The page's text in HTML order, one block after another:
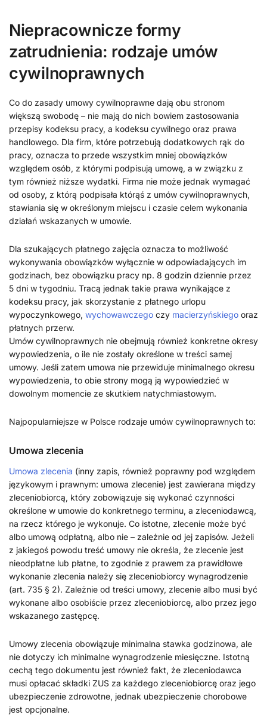
Niepracownicze formy
zatrudnienia: rodzaje umów
cywilnoprawnych
Co do zasady umowy cywilnoprawne dają obu stronom
większą swobodę – nie mają do nich bowiem zastosowania
przepisy kodeksu pracy, a kodeksu cywilnego oraz prawa
handlowego. Dla firm, które potrzebują dodatkowych rąk do
pracy, oznacza to przede wszystkim mniej obowiązków
względem osób, z którymi podpisują umowę, a w związku z
tym również niższe wydatki. Firma nie może jednak wymagać
od osoby, z którą podpisała którąś z umów cywilnoprawnych,
stawiania się w określonym miejscu i czasie celem wykonania
działań wskazanych w umowie.
Dla szukających płatnego zajęcia oznacza to możliwość
wykonywania obowiązków wyłącznie w odpowiadających im
godzinach, bez obowiązku pracy np. 8 godzin dziennie przez
5 dni w tygodniu. Tracą jednak takie prawa wynikające z
kodeksu pracy, jak skorzystanie z płatnego urlopu
wypoczynkowego, wychowawczego czy macierzyńskiego oraz
płatnych przerw.
Umów cywilnoprawnych nie obejmują również konkretne okresy
wypowiedzenia, o ile nie zostały określone w treści samej
umowy. Jeśli zatem umowa nie przewiduje minimalnego okresu
wypowiedzenia, to obie strony mogą ją wypowiedzieć w
dowolnym momencie ze skutkiem natychmiastowym.
Najpopularniejsze w Polsce rodzaje umów cywilnoprawnych to:
Umowa zlecenia
Umowa zlecenia (inny zapis, również poprawny pod względem
językowym i prawnym: umowa zlecenie) jest zawierana między
zleceniobiorcą, który zobowiązuje się wykonać czynności
określone w umowie do konkretnego terminu, a zleceniodawcą,
na rzecz którego je wykonuje. Co istotne, zlecenie może być
albo umową odpłatną, albo nie – zależnie od jej zapisów. Jeżeli
z jakiegoś powodu treść umowy nie określa, że zlecenie jest
nieodpłatne lub płatne, to zgodnie z prawem za prawidłowe
wykonanie zlecenia należy się zleceniobiorcy wynagrodzenie
(art. 735 § 2). Zależnie od treści umowy, zlecenie albo musi być
wykonane albo osobiście przez zleceniobiorcę, albo przez jego
wskazanego zastępcę.
Umowy zlecenia obowiązuje minimalna stawka godzinowa, ale
nie dotyczy ich minimalne wynagrodzenie miesięczne. Istotną
cechą tego dokumentu jest również fakt, że zleceniodawca
musi opłacać składki ZUS za każdego zleceniobiorcę oraz jego
ubezpieczenie zdrowotne, jednak ubezpieczenie chorobowe
jest opcjonalne.